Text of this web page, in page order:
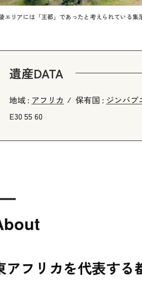
エリアには「王都」であったと考えられている集
遺産DATA
地域 : アフリカ 保有国 : ジンバブ
E30 55 60
アフリカを代表する